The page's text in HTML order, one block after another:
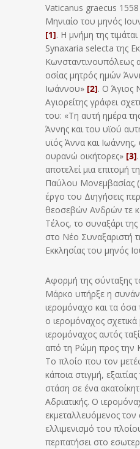
Vaticanus graecus
Μηνιαίο του μηνός
[1]. Η μνήμη της
Synaxaria selecta της
Κωνσταντινουπόλεως
οσίας μητρός ημών
Ιωάννου» [2]. Ο Άγιος
Αγιορείτης γράφει
του: «Τη αυτή ημέρα
Άννης και του υϊού
υϊός Άννα και
ουρανώ οικήτορες» [3]
αποτελεί μια επιτομή
Παύλου Μονεμβασίας
έργο του Διηγήσεις
θεοσεβών Ανδρών τε
Τέλος, το συναξάρι της
στο Νέο Συναξαριστή
Εκκλησίας του μηνός
Αφορμή της σύνταξης
Μάρκο υπήρξε η
ιερομόναχο και τα
ο ιερομόναχος
ιερομόναχος αυτός
από τη Ρώμη προς την
Το πλοίο που τον
κάποια στιγμή,
στάση σε ένα
Αδριατικής. Ο
εκμεταλλευόμενος τον
ελλιμενισμό του
περπατήσει στο